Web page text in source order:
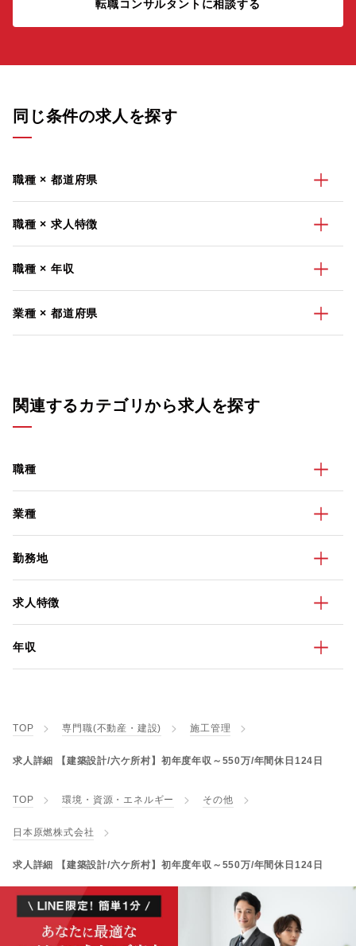
転職コンサルタントに相談する
同じ条件の求人を探す
職種 × 都道府県
職種 × 求人特徴
職種 × 年収
業種 × 都道府県
関連するカテゴリから求人を探す
職種
業種
勤務地
求人特徴
年収
TOP 専門職(不動産・建設) 施工管理
求人詳細 【建築設計/六ケ所村】初年度年収～550万/年間休日124日
TOP 環境・資源・エネルギー その他
日本原燃株式会社
求人詳細 【建築設計/六ケ所村】初年度年収～550万/年間休日124日